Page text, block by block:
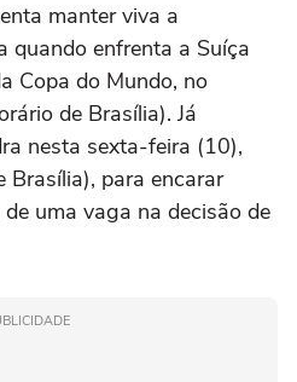
manter viva a
quando enfrenta a Suíça
Copa do Mundo, no
de Brasília). Já
nesta sexta-feira (10),
Brasília), para encarar
uma vaga na decisão de